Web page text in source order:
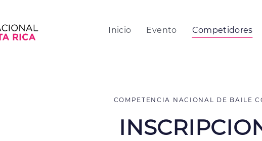
Inicio Evento Competidores
COMPETENCIA NACIONAL DE BAILE